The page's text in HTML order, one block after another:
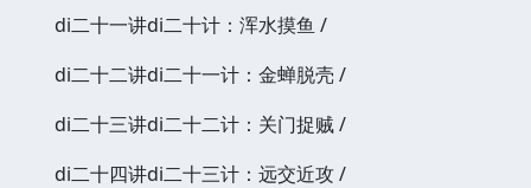
di二十一讲di二十计：浑水摸鱼 /
di二十二讲di二十一计：金蝉脱壳 /
di二十三讲di二十二计：关门捉贼 /
di二十四讲di二十三计：远交近攻 /